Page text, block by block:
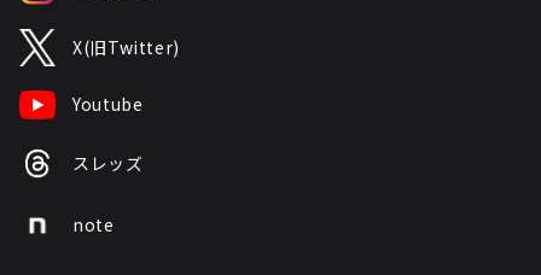
X(旧Twitter)
Youtube
スレッズ
note